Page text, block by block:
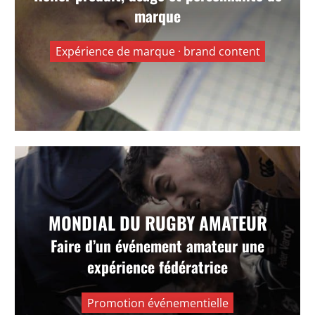
marque
Expérience de marque · brand content
Valoriser une gamme produit en l’inscrivant dans
le jeu, le style et la personnalité de chaque
pratiquant.
MONDIAL DU RUGBY AMATEUR
Faire d’un événement amateur une
expérience fédératrice
Promotion événementielle
Mondial du Rugby Amateur — Venez
comme vous êtes
Valoriser l’esprit populaire, humain et
rassembleur d’un événement sportif unique.